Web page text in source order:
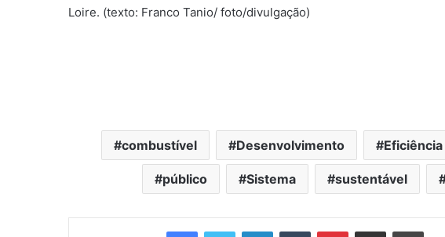
Loire. (texto: Franco Tanio/ foto/divulgação)
combustível Desenvolvimento Eficiência
público Sistema sustentável